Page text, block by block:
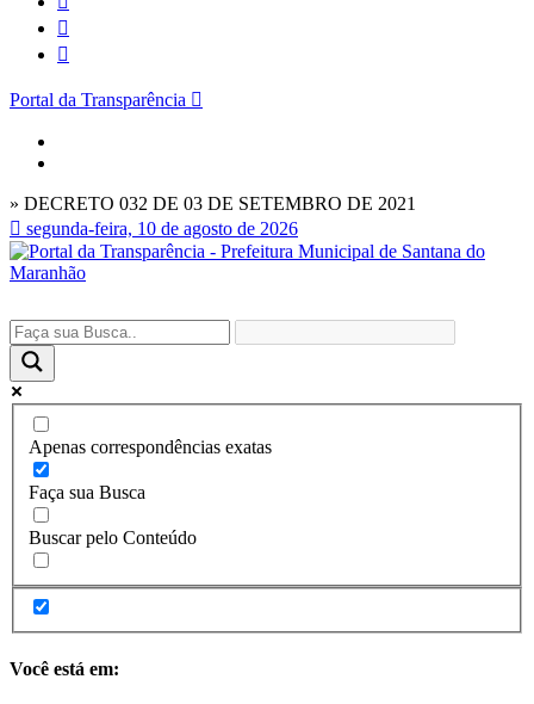
Portal da Transparência
» DECRETO 032 DE 03 DE SETEMBRO DE 2021
segunda-feira, 10 de agosto de 2026
Apenas correspondências exatas
Faça sua Busca
Buscar pelo Conteúdo
Você está em: